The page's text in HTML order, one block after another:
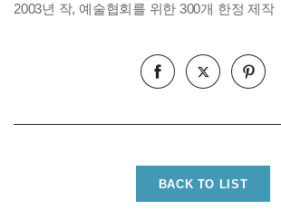
2003년 작, 예술협회를 위한 300개 한정 제작
BACK TO LIST